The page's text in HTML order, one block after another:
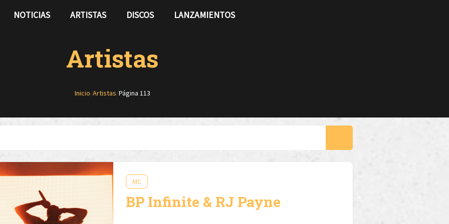
NOTICIAS ARTISTAS DISCOS LANZAMIENTOS
Artistas
Inicio/Artistas/Página 113
MC
BP Infinite & RJ Payne